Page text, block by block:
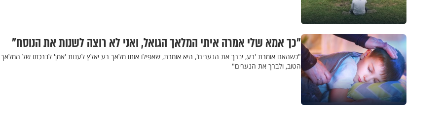
"כך אמא שלי אמרה איתי המלאך הגואל, ואני לא רוצה לשנות את הנוסח"
"כשהאם אומרת 'רע, יברך את הנערים', היא אומרת, שאפילו אותו מלאך רע יאלץ לענות 'אמן' לברכתו של המלאך
הטוב, ולברך את הנערים"